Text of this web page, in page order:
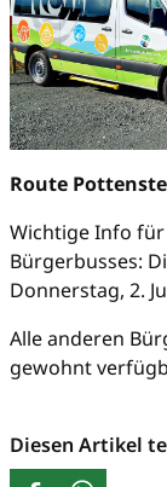
Route
Wichtige Info
Bürgerbusses:
Donnerstag, 2.
Alle anderen
gewohnt
Diesen Artikel